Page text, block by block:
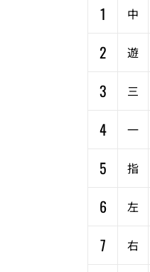
1 中
2
遊
3
三
4
一
5
指
6
左
7
右